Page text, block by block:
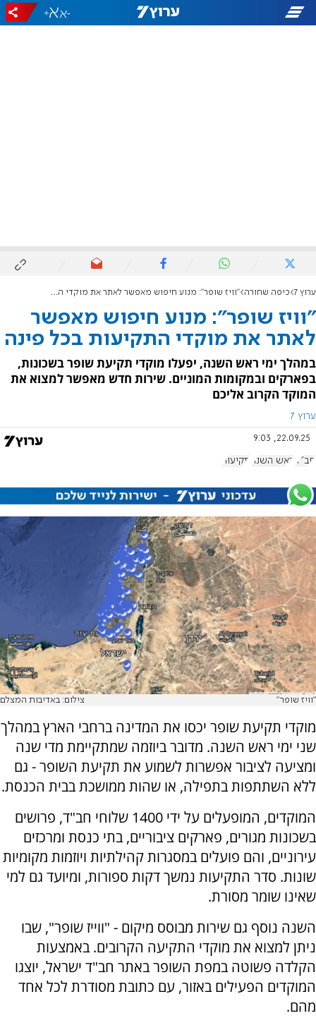
-
+
ערוץ 7 כיפה שחורה "וויז שופר": מנוע חיפוש מאפשר לאתר את מוקדי התקיעות בכל פינה
"וויז שופר": מנוע חיפוש מאפשר
לאתר את מוקדי התקיעות בכל פינה
במהלך ימי ראש השנה, יפעלו מוקדי תקיעת שופר בשכונות,
בפארקים ובמקומות המוניים. שירות חדש מאפשר למצוא את
המוקד הקרוב אליכם
ערוץ 7
22.09.25, 9:03
חב"ד ראש השנה תקיעות
"וויז שופר" צילום: באדיבות המצלם
מוקדי תקיעת שופר יכסו את המדינה ברחבי הארץ במהלך
שני ימי ראש השנה. מדובר ביוזמה שמתקיימת מדי שנה
ומציעה לציבור אפשרות לשמוע את תקיעת השופר - גם
ללא השתתפות בתפילה, או שהות ממושכת בבית הכנסת.
המוקדים, המופעלים על ידי 1400 שלוחי חב"ד, פרושים
בשכונות מגורים, פארקים ציבוריים, בתי כנסת ומרכזים
עירוניים, והם פועלים במסגרות קהילתיות ויוזמות מקומיות
שונות. סדר התקיעות נמשך דקות ספורות, ומיועד גם למי
שאינו שומר מסורת.
השנה נוסף גם שירות מבוסס מיקום - "ווייז שופר", שבו
ניתן למצוא את מוקדי התקיעה הקרובים. באמצעות
הקלדה פשוטה במפת השופר באתר חב"ד ישראל, יוצגו
המוקדים הפעילים באזור, עם כתובת מסודרת לכל אחד
מהם.